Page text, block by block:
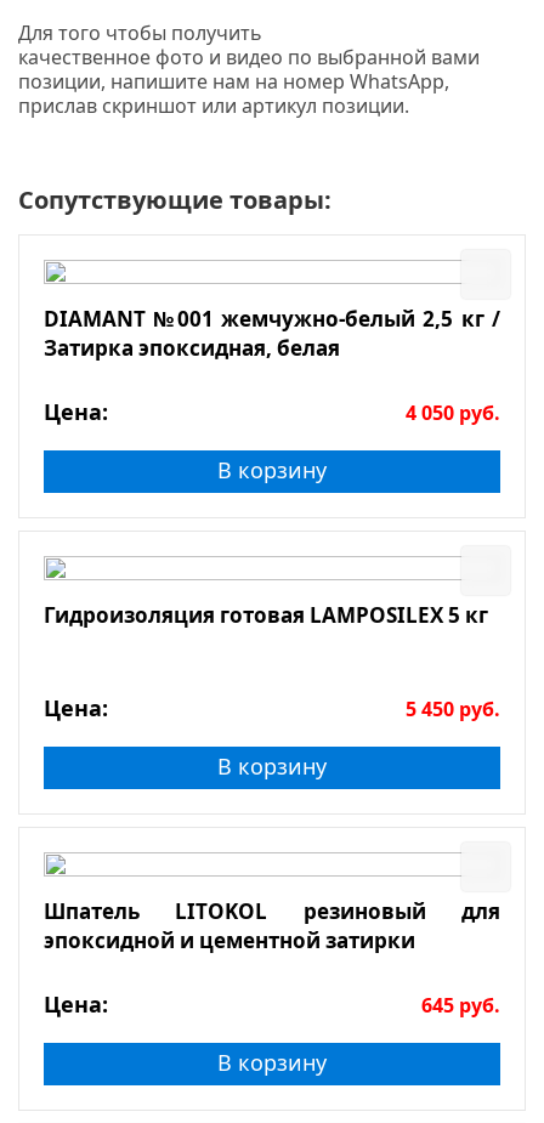
Для того чтобы получить
качественное фото и видео по выбранной вами
позиции, напишите нам на номер WhatsApp,
прислав скриншот или артикул позиции.
Сопутствующие товары:
DIAMANT №001 жемчужно-белый 2,5 кг /
Затирка эпоксидная, белая
Цена: 4 050 руб.
В корзину
Гидроизоляция готовая LAMPOSILEX 5 кг
Цена: 5 450 руб.
В корзину
Шпатель LITOKOL резиновый для
эпоксидной и цементной затирки
Цена: 645 руб.
В корзину